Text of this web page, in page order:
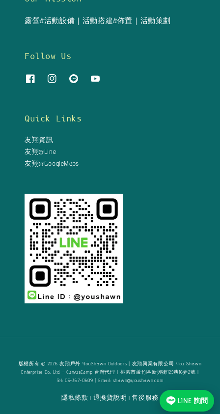
露營&活動設備｜活動搭建&佈置｜活動策劃
Follow Us
Quick Links
友翔資訊
友翔@Line
友翔@GoogleMaps
版權所有 © 2026 友翔戶外 YouShawn Outdoors | 友翔興業有限公司 You Shawn
Enterprise Co., Ltd. - CanvasCamp 台灣代理 | 桃園市蘆竹區新興街125巷16弄2號 |
Tel: 03-367-0609 | Email: shawn@youshawn.com
隱私條款 退換貨說明 |售後服務 LINE 詢問